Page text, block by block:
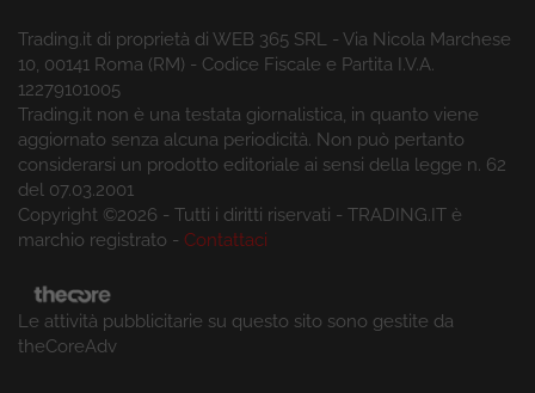
Trading.it di proprietà di WEB 365 SRL - Via Nicola Marchese
10, 00141 Roma (RM) - Codice Fiscale e Partita I.V.A.
12279101005
Trading.it non è una testata giornalistica, in quanto viene
aggiornato senza alcuna periodicità. Non può pertanto
considerarsi un prodotto editoriale ai sensi della legge n. 62
del 07.03.2001
Copyright ©2026 - Tutti i diritti riservati - TRADING.IT è
marchio registrato - Contattaci
Le attività pubblicitarie su questo sito sono gestite da
theCoreAdv